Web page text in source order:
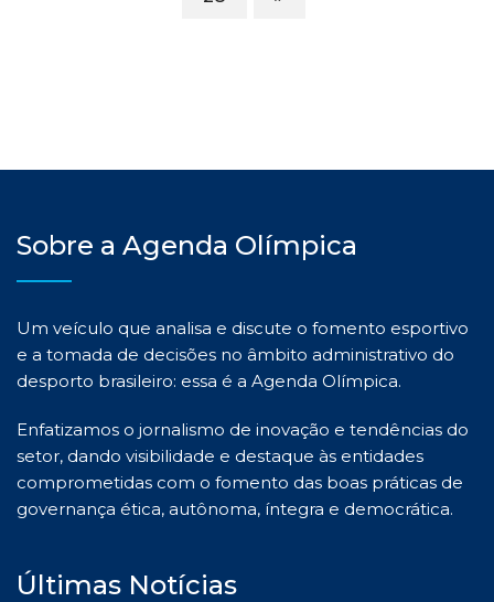
Sobre a Agenda Olímpica
Um veículo que analisa e discute o fomento esportivo
e a tomada de decisões no âmbito administrativo do
desporto brasileiro: essa é a Agenda Olímpica.
Enfatizamos o jornalismo de inovação e tendências do
setor, dando visibilidade e destaque às entidades
comprometidas com o fomento das boas práticas de
governança ética, autônoma, íntegra e democrática.
Últimas Notícias